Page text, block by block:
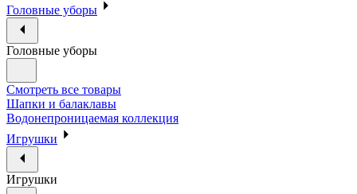
Головные уборы
Головные уборы
Смотреть все товары
Шапки и балаклавы
Водонепроницаемая коллекция
Игрушки
Игрушки